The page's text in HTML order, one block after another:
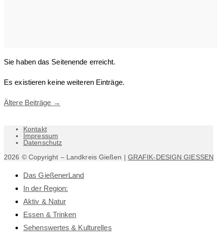
Sie haben das Seitenende erreicht.
Es existieren keine weiteren Einträge.
Ältere Beiträge →
Kontakt
Impressum
Datenschutz
2026 © Copyright – Landkreis Gießen | GRAFIK-DESIGN GIESSEN
Das GießenerLand
In der Region:
Aktiv & Natur
Essen & Trinken
Sehenswertes & Kulturelles